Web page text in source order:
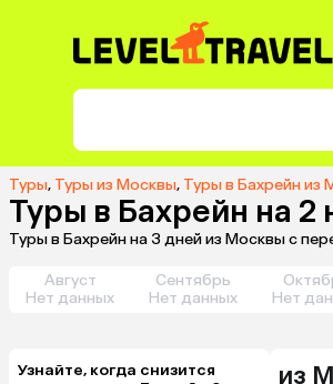
Туры, Туры из Москвы, Туры в Бахрейн из
Туры в Бахрейн на 2
Туры в Бахрейн на 3 дней из Москвы с
Август
Нет данных
Сентябрь
Нет данных
Нет
Узнайте, когда снизится
из